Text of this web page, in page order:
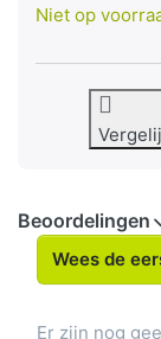
Niet op
Beoordelingen
Wees de
Er zijn nog